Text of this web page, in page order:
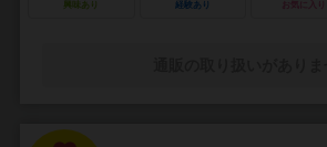
興味あり 経験あり お気に入り